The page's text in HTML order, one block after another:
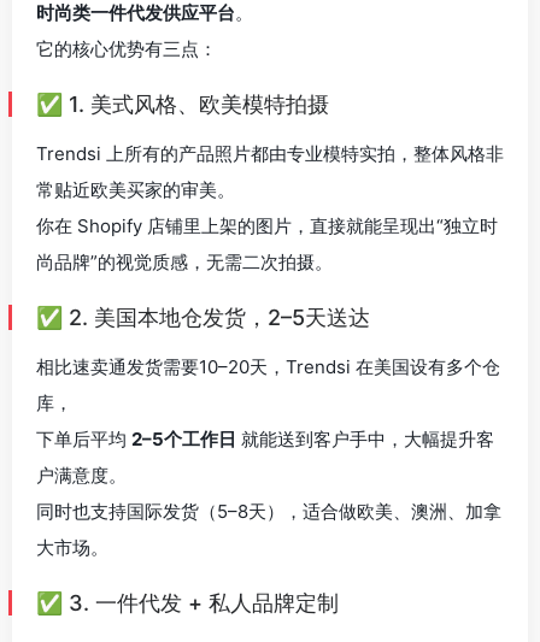
时尚类一件代发供应平台。
它的核心优势有三点：
✅ 1. 美式风格、欧美模特拍摄
Trendsi 上所有的产品照片都由专业模特实拍，整体风格非
常贴近欧美买家的审美。
你在 Shopify 店铺里上架的图片，直接就能呈现出“独立时
尚品牌”的视觉质感，无需二次拍摄。
✅ 2. 美国本地仓发货，2–5天送达
相比速卖通发货需要10–20天，Trendsi 在美国设有多个仓
库，
下单后平均 2–5个工作日 就能送到客户手中，大幅提升客
户满意度。
同时也支持国际发货（5–8天），适合做欧美、澳洲、加拿
大市场。
✅ 3. 一件代发 + 私人品牌定制